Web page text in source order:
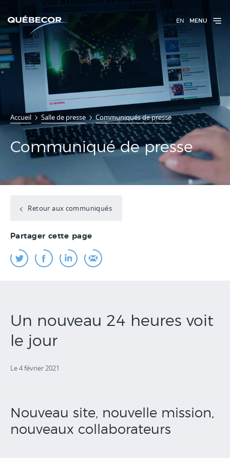
EN MENU
Accueil Salle de presse Communiqués de presse
Communiqué de presse
Retour aux communiqués
Partager cette page
Un nouveau 24 heures voit
le jour
Le 4 février 2021
Nouveau site, nouvelle mission,
nouveaux collaborateurs